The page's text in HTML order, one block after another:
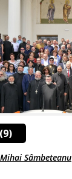
Sâmbeteanu